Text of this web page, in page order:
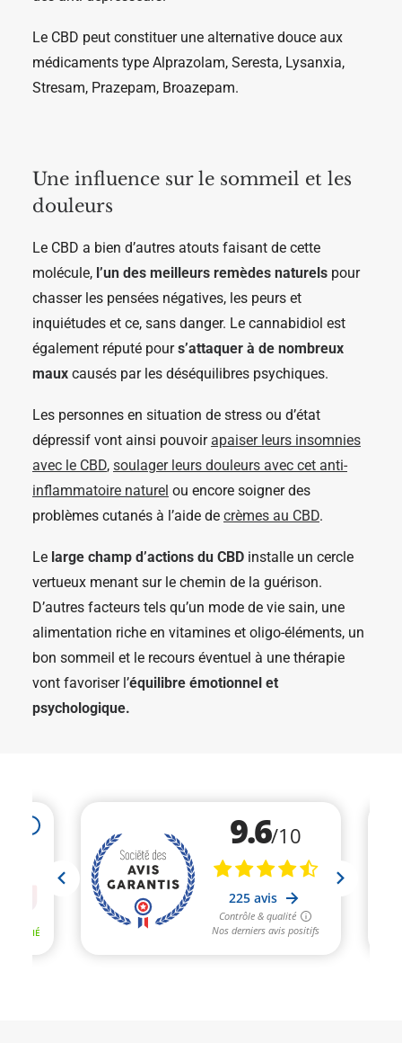
Le CBD peut constituer une alternative douce aux
médicaments type Alprazolam, Seresta, Lysanxia,
Stresam, Prazepam, Broazepam.
Une influence sur le sommeil et les
douleurs
Le CBD a bien d’autres atouts faisant de cette
molécule, l’un des meilleurs remèdes naturels pour
chasser les pensées négatives, les peurs et
inquiétudes et ce, sans danger. Le cannabidiol est
également réputé pours’attaquer à de nombreux
maux causés par les déséquilibres psychiques.
Les personnes en situation de stress ou d’état
dépressif vont ainsi pouvoir apaiser leurs insomnies
avec le CBD, soulager leurs douleurs avec cet anti-
inflammatoire naturel ou encore soigner des
problèmes cutanés à l’aide de crèmes au CBD.
Le large champ d’actions du CBD installe un cercle
vertueux menant sur le chemin de la guérison.
D’autres facteurs tels qu’un mode de vie sain, une
alimentation riche en vitamines et oligo-éléments, un
bon sommeil et le recours éventuel à une thérapie
vont favoriser l’équilibre émotionnel et
psychologique.